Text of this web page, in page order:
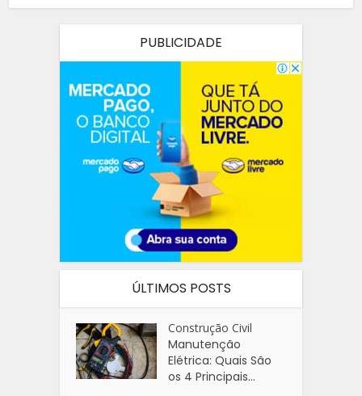
PUBLICIDADE
ÚLTIMOS POSTS
Construção Civil
Manutenção
Elétrica: Quais São
os 4 Principais...